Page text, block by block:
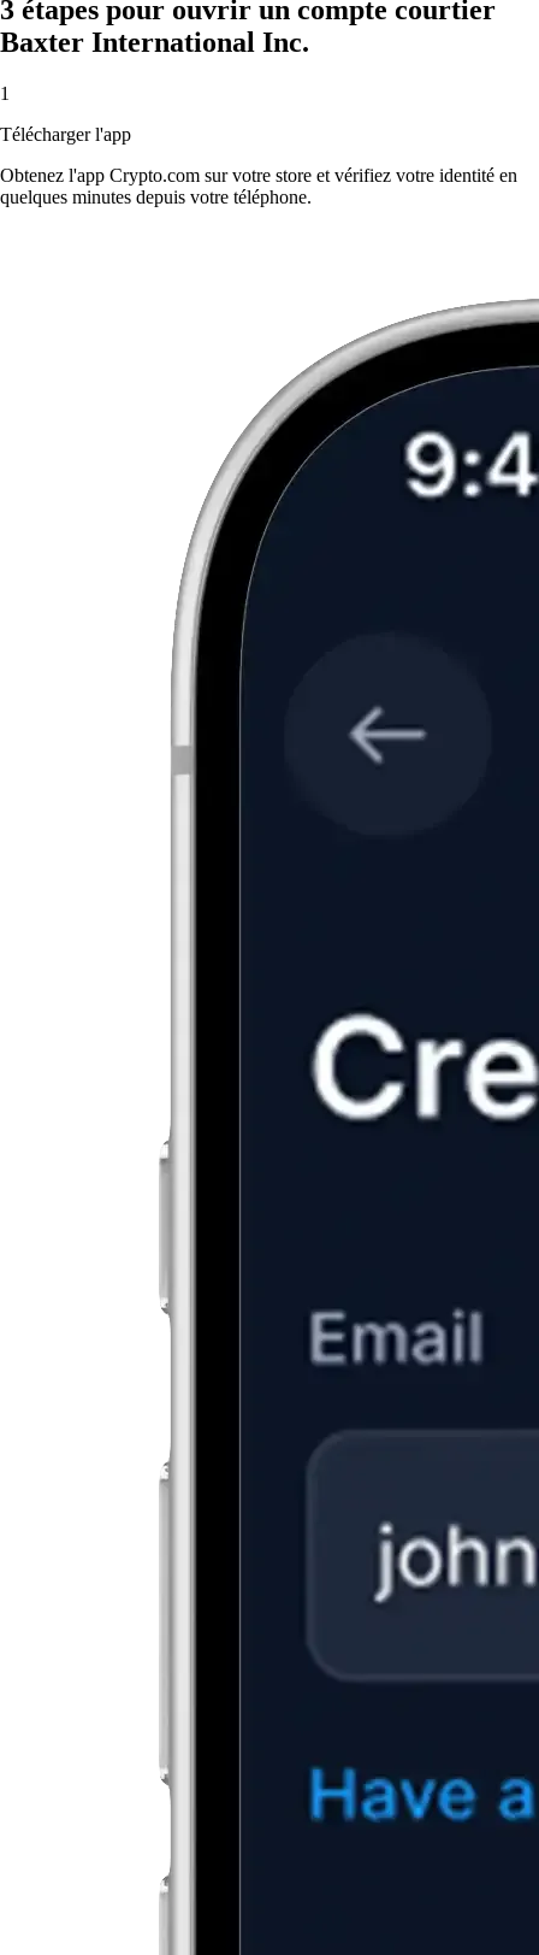
3 étapes pour ouvrir un compte courtier
Baxter International Inc.
1
Télécharger l'app
Obtenez l'app Crypto.com sur votre store et vérifiez votre identité en
quelques minutes depuis votre téléphone.